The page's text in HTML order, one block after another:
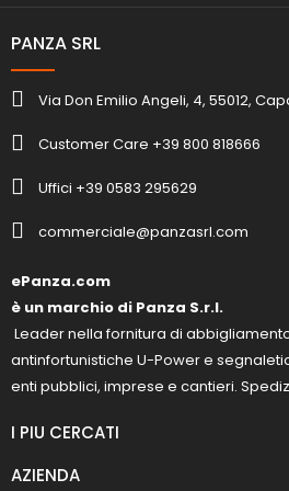
PANZA SRL
Via Don Emilio Angeli, 4, 55012,
Customer Care +39 800 818666
Uffici +39 0583 295629
commerciale@panzasrl.com
ePanza.com
è un marchio di Panza S.r.l.
Leader nella fornitura di
antinfortunistiche U-Power e
enti pubblici, imprese e cantieri.
I PIU CERCATI
AZIENDA